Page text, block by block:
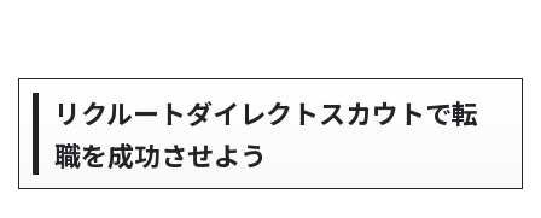
リクルートダイレクトスカウトで転
職を成功させよう